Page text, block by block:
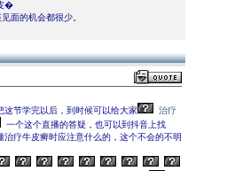
�
面的机会都很少。
这节学完以后，到时候可以给大家
治疗
一个这个直播的答疑，也可以到抖音上找
疗牛皮癣时应注意什么的，这个不会的不明